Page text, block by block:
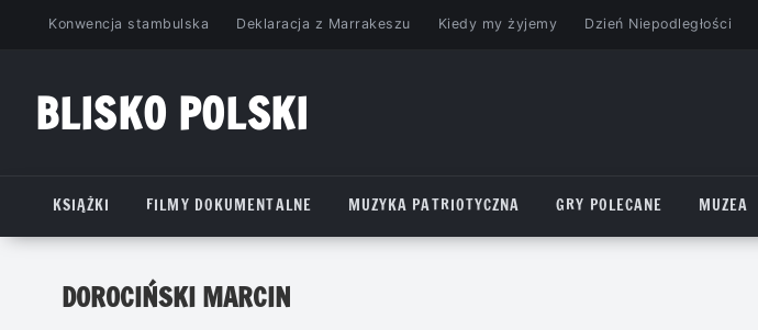
PrzejdźKonwencja stambulska Deklaracja z Marrakeszu Kiedy my żyjemy Dzień Niepodległości
BLISKO POLSKI
KSIĄŻKI
FILMY DOKUMENTALNE MUZYKA PATRIOTYCZNA GRY POLECANE MUZEA
DOROCIŃSKI MARCIN